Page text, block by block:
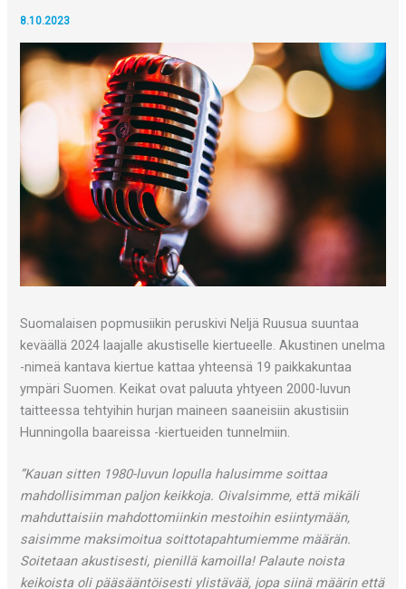
8.10.2023
Suomalaisen popmusiikin peruskivi Neljä Ruusua suuntaa
keväällä 2024 laajalle akustiselle kiertueelle. Akustinen unelma
-nimeä kantava kiertue kattaa yhteensä 19 paikkakuntaa
ympäri Suomen. Keikat ovat paluuta yhtyeen 2000-luvun
taitteessa tehtyihin hurjan maineen saaneisiin akustisiin
Hunningolla baareissa -kiertueiden tunnelmiin.
”Kauan sitten 1980-luvun lopulla halusimme soittaa
mahdollisimman paljon keikkoja. Oivalsimme, että mikäli
mahduttaisiin mahdottomiinkin mestoihin esiintymään,
saisimme maksimoitua soittotapahtumiemme määrän.
Soitetaan akustisesti, pienillä kamoilla! Palaute noista
keikoista oli pääsääntöisesti ylistävää, jopa siinä määrin että